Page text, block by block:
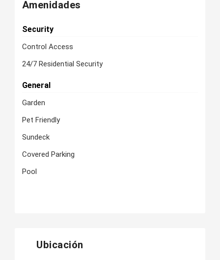
Amenidades
Security
Control Access
24/7 Residential Security
General
Garden
Pet Friendly
Sundeck
Covered Parking
Pool
Ubicación